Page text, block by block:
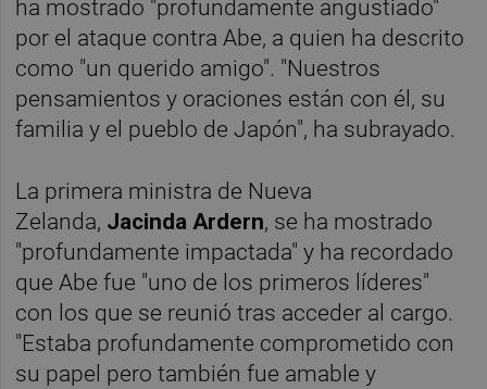
ha mostrado "profundamente angustiado"
por el ataque contra Abe, a quien ha descrito
como "un querido amigo". "Nuestros
pensamientos y oraciones están con él, su
familia y el pueblo de Japón", ha subrayado.
La primera ministra de Nueva
Zelanda, Jacinda Ardern, se ha mostrado
"profundamente impactada" y ha recordado
que Abe fue "uno de los primeros líderes"
con los que se reunió tras acceder al cargo.
"Estaba profundamente comprometido con
su papel pero también fue amable y